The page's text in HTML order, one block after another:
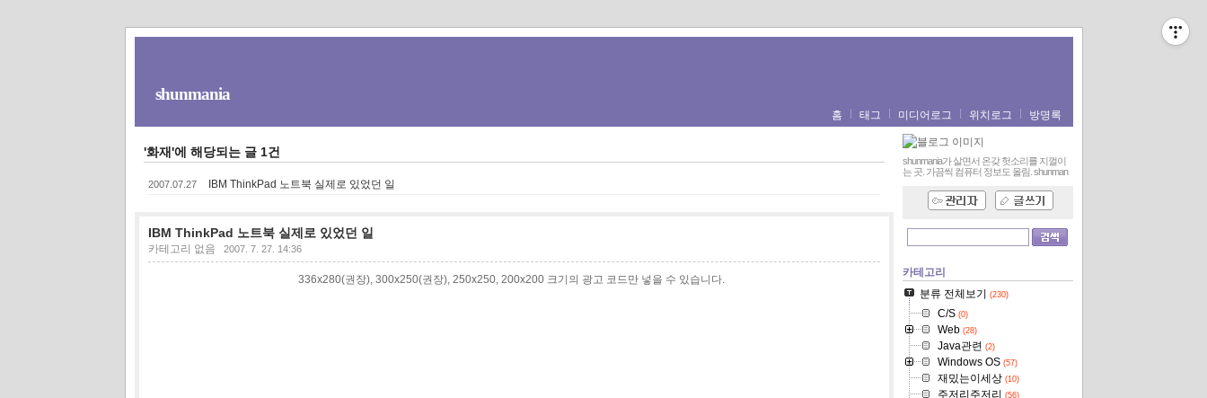
shunmania
홈 태그 미디어로그 위치로그 방명록
'화재'에 해당되는 글 1건
2007.07.27 IBM ThinkPad 노트북 실제로 있었던 일
IBM ThinkPad 노트북 실제로 있었던 일
카테고리 없음 2007. 7. 27. 14:36
336x280(권장), 300x250(권장), 250x250, 200x200 크기의 광고 코드만 넣을 수 있습니다.
shunmania가 살면서 온갖 헛소리를 지껄이
는 곳. 가끔씩 컴퓨터 정보도 올림. shunman
카테고리
분류 전체보기
(230)
C/S(0)
Web(28)
Java관련 (2)
Windows OS(57)
재밌는이세상(10)
주저리주저리 (56)